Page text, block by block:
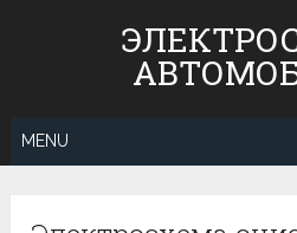
MENU